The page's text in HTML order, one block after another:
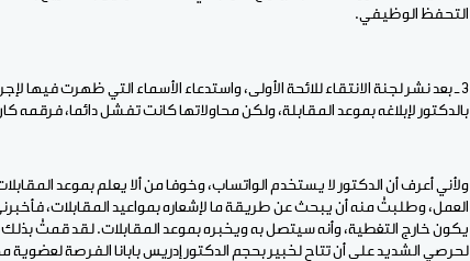
التحفظ الوظيفي.
3 ـ بعد نشر لجنة الانتقاء للائحة الأولى، واستدعاء الأسماء التي ظهرت فيها
بالدكتور لإبلاغه بموعد المقابلة، ولكن محاولاتها كانت تفشل دائما، فرقمه
ولأني أعرف أن الدكتور لا يستخدم الواتساب، وخوفا من ألا يعلم بموعد
العمل، وطلبتُ منه أن يبحث عن طريقة ما لإشعاره بمواعيد المقابلات،
يكون خارج التغطية، وأنه سيتصل به ويخبره بموعد المقابلات. لقد قمتُ بذلك
لحرصي الشديد على أن تتاح لخبير بحجم الدكتور إدريس بابانا الفرصة